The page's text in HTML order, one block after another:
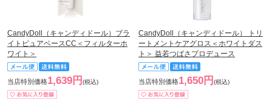
CandyDoll（キャンディドール）ブラ
イトピュアベースCC＜フィルターホ
ワイト＞
当店特別価格1,639円 (税込)
CandyDoll（キャンディドール） トリ
ートメントケアグロス＜ホワイトダス
ト＞ 益若つばさプロデュース
当店特別価格1,650円 (税込)